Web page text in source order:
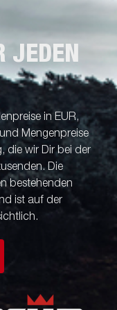
JEDEN
in EUR,
Mengenpreise
die wir Dir bei der
Die
bestehenden
ist auf der